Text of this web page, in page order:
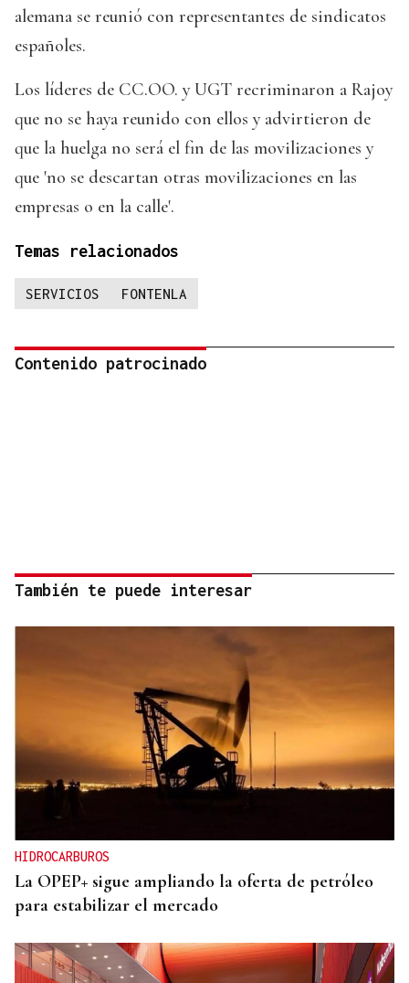
alemana se reunió con representantes de sindicatos
españoles.
Los líderes de CC.OO. y UGT recriminaron a Rajoy
que no se haya reunido con ellos y advirtieron de
que la huelga no será el fin de las movilizaciones y
que 'no se descartan otras movilizaciones en las
empresas o en la calle'.
Temas relacionados
SERVICIOS FONTENLA
Contenido patrocinado
También te puede interesar
HIDROCARBUROS
La OPEP+ sigue ampliando la oferta de petróleo
para estabilizar el mercado